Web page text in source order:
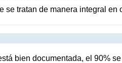
se tratan de manera integral en
bien documentada, el 90%